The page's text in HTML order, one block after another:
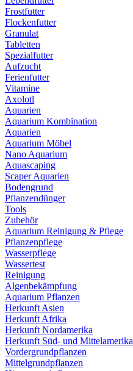
Frostfutter
Flockenfutter
Granulat
Tabletten
Spezialfutter
Aufzucht
Ferienfutter
Vitamine
Axolotl
Aquarien
Aquarium Kombination
Aquarien
Aquarium Möbel
Nano Aquarium
Aquascaping
Scaper Aquarien
Bodengrund
Pflanzendünger
Tools
Zubehör
Aquarium Reinigung & Pflege
Pflanzenpflege
Wasserpflege
Wassertest
Reinigung
Algenbekämpfung
Aquarium Pflanzen
Herkunft Asien
Herkunft Afrika
Herkunft Nordamerika
Herkunft Süd- und Mittelamerika
Vordergrundpflanzen
Mittelgrundpflanzen